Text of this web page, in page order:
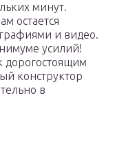
минут.
остается
и видео.
усилий!
дорогостоящим
конструктор
в